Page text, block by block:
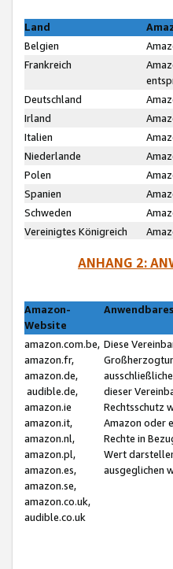
Land
Belgien
Frankreich
Deutschland
Irland
Italien
Niederlande
Polen
Spanien
Schweden
Vereinigtes Königreich
ANHANG 2:
Amazon-
Website
amazon.com.be,
amazon.fr,
amazon.de,
audible.de,
amazon.ie
amazon.it,
amazon.nl,
amazon.pl,
amazon.es,
amazon.se,
amazon.co.uk,
audible.co.uk
Diese
dieser
Rechtsschutz
Amazon oder
Rechte in
Wert
ausgeglichen